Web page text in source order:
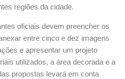
regiões da cidade.
oficiais devem preencher os
entre cinco e dez imagens
e apresentar um projeto
utilizados, a área decorada e a
propostas levará em conta